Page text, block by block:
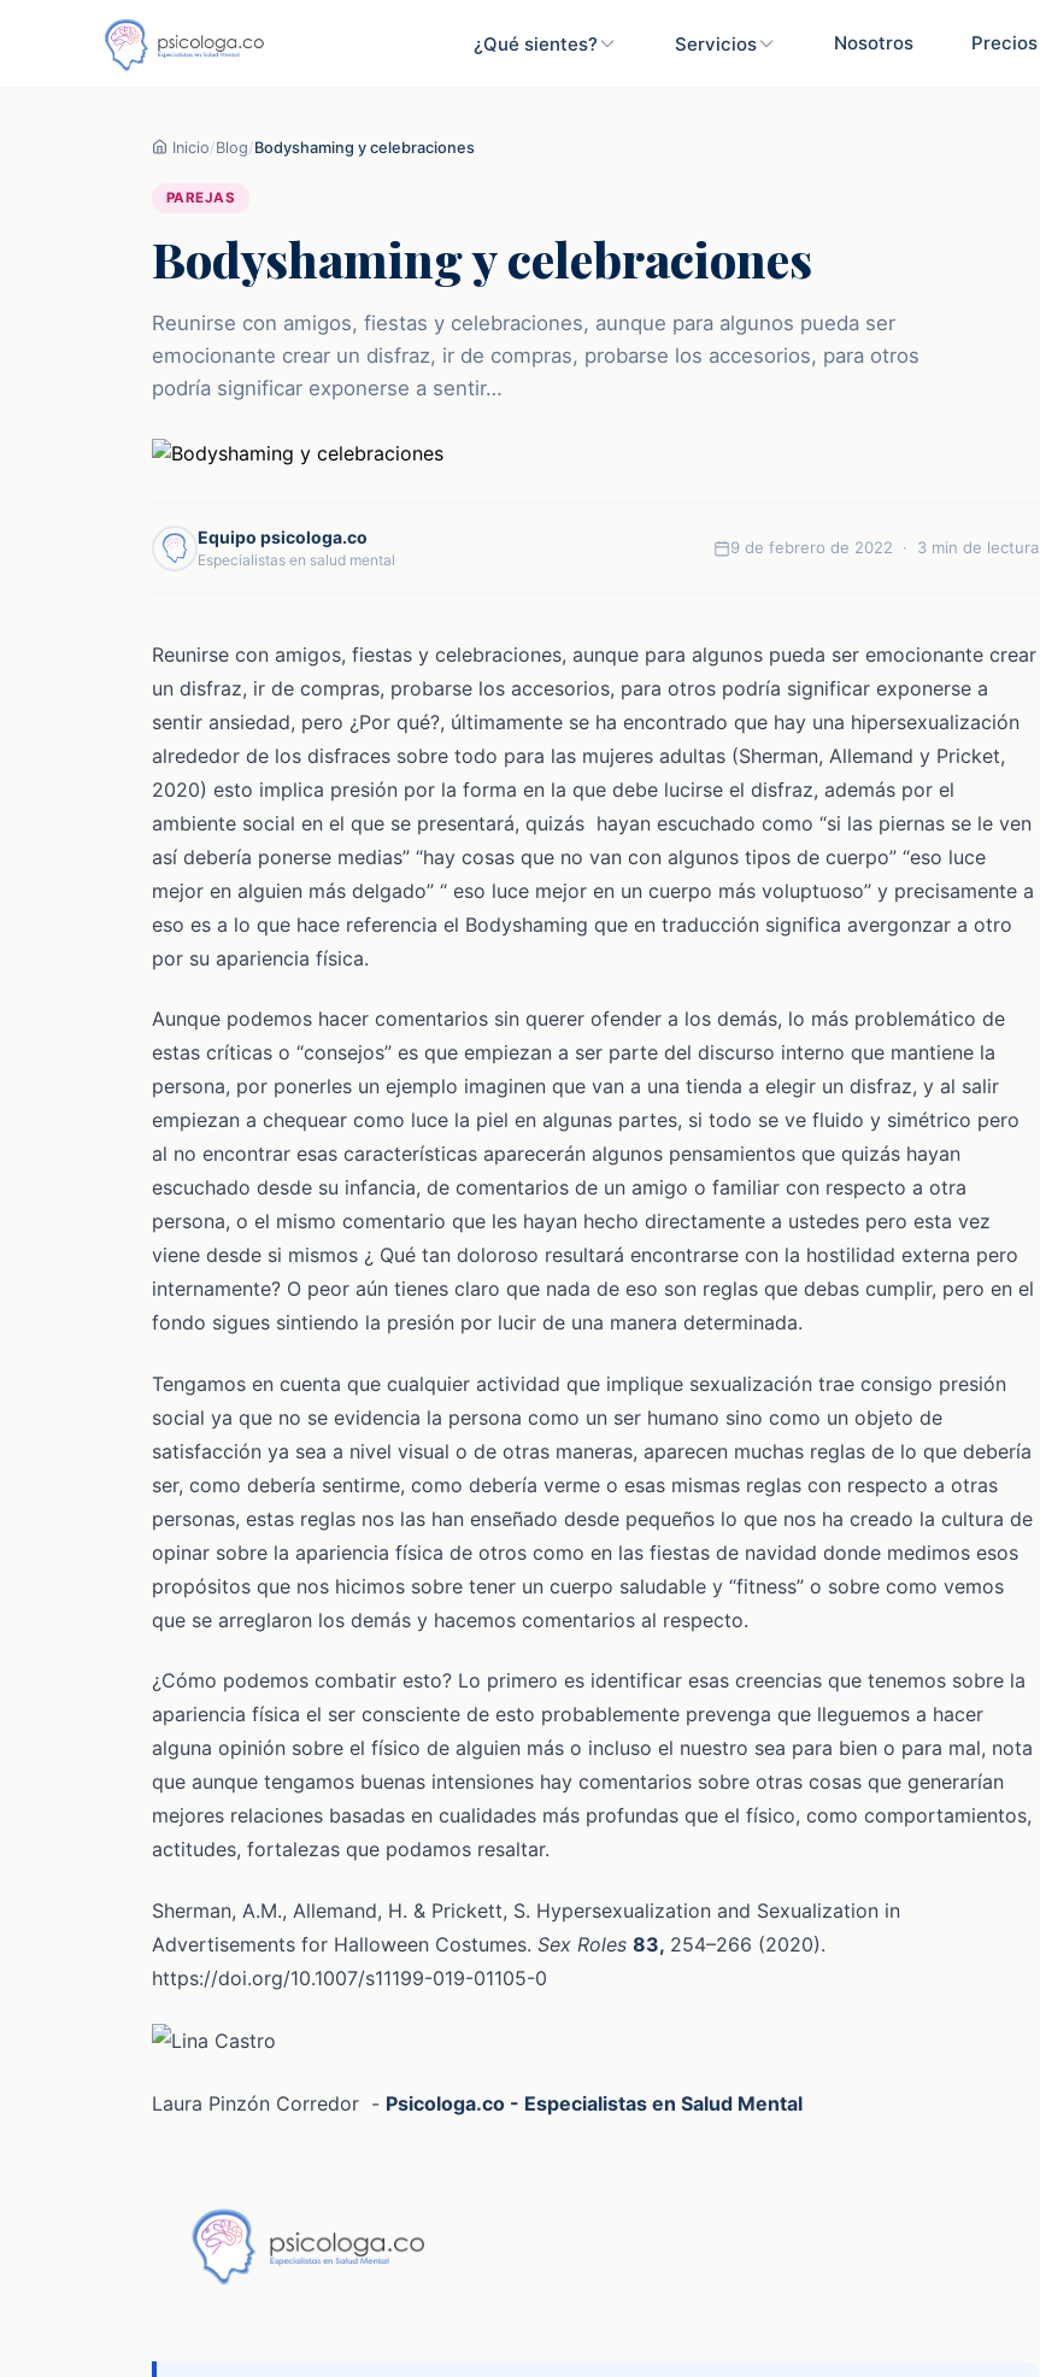
¿Qué sientes? Servicios Nosotros Precios
Inicio/Blog/Bodyshaming y celebraciones
PAREJAS
Bodyshaming y celebraciones
Reunirse con amigos, fiestas y celebraciones, aunque para algunos pueda ser
emocionante crear un disfraz, ir de compras, probarse los accesorios, para otros
podría significar exponerse a sentir…
Equipo psicologa.co
Especialistas en salud mental
9 de febrero de 2022 · 3 min de lectura
Reunirse con amigos, fiestas y celebraciones, aunque para algunos pueda ser emocionante crear
un disfraz, ir de compras, probarse los accesorios, para otros podría significar exponerse a
sentir ansiedad, pero ¿Por qué?, últimamente se ha encontrado que hay una hipersexualización
alrededor de los disfraces sobre todo para las mujeres adultas (Sherman, Allemand y Pricket,
2020) esto implica presión por la forma en la que debe lucirse el disfraz, además por el
ambiente social en el que se presentará, quizás hayan escuchado como “si las piernas se le ven
así debería ponerse medias” “hay cosas que no van con algunos tipos de cuerpo” “eso luce
mejor en alguien más delgado” “ eso luce mejor en un cuerpo más voluptuoso” y precisamente a
eso es a lo que hace referencia el Bodyshaming que en traducción significa avergonzar a otro
por su apariencia física.
Aunque podemos hacer comentarios sin querer ofender a los demás, lo más problemático de
estas críticas o “consejos” es que empiezan a ser parte del discurso interno que mantiene la
persona, por ponerles un ejemplo imaginen que van a una tienda a elegir un disfraz, y al salir
empiezan a chequear como luce la piel en algunas partes, si todo se ve fluido y simétrico pero
al no encontrar esas características aparecerán algunos pensamientos que quizás hayan
escuchado desde su infancia, de comentarios de un amigo o familiar con respecto a otra
persona, o el mismo comentario que les hayan hecho directamente a ustedes pero esta vez
viene desde si mismos ¿ Qué tan doloroso resultará encontrarse con la hostilidad externa pero
internamente? O peor aún tienes claro que nada de eso son reglas que debas cumplir, pero en el
fondo sigues sintiendo la presión por lucir de una manera determinada.
Tengamos en cuenta que cualquier actividad que implique sexualización trae consigo presión
social ya que no se evidencia la persona como un ser humano sino como un objeto de
satisfacción ya sea a nivel visual o de otras maneras, aparecen muchas reglas de lo que debería
ser, como debería sentirme, como debería verme o esas mismas reglas con respecto a otras
personas, estas reglas nos las han enseñado desde pequeños lo que nos ha creado la cultura de
opinar sobre la apariencia física de otros como en las fiestas de navidad donde medimos esos
propósitos que nos hicimos sobre tener un cuerpo saludable y “fitness” o sobre como vemos
que se arreglaron los demás y hacemos comentarios al respecto.
¿Cómo podemos combatir esto? Lo primero es identificar esas creencias que tenemos sobre la
apariencia física el ser consciente de esto probablemente prevenga que lleguemos a hacer
alguna opinión sobre el físico de alguien más o incluso el nuestro sea para bien o para mal, nota
que aunque tengamos buenas intensiones hay comentarios sobre otras cosas que generarían
mejores relaciones basadas en cualidades más profundas que el físico, como comportamientos,
actitudes, fortalezas que podamos resaltar.
Sherman, A.M., Allemand, H. & Prickett, S. Hypersexualization and Sexualization in
Advertisements for Halloween Costumes. Sex Roles 83, 254–266 (2020).
https://doi.org/10.1007/s11199-019-01105-0
Laura Pinzón Corredor - Psicologa.co - Especialistas en Salud Mental